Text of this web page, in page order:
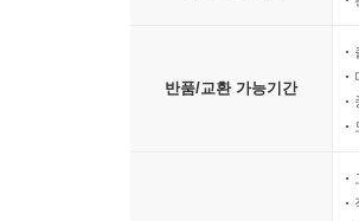
반품/교환 가능기간